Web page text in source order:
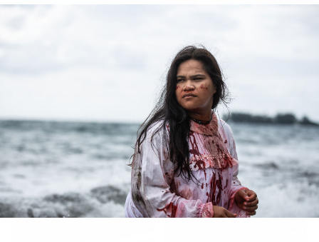
Rapport 2025 de l’Ifremer : un engagement
décisif dans les Outre-mer
le 07/08/2026